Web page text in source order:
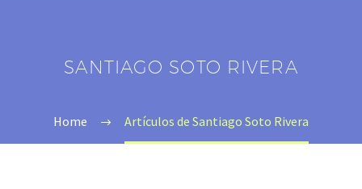
SANTIAGO SOTO RIVERA
Home Artículos de Santiago Soto Rivera